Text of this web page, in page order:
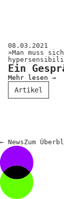
08.03.2021
»Man muss sich
Ein
Mehr lesen →
Artikel
← NewsZum